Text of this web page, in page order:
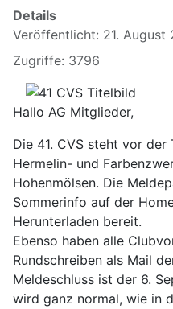
Details
Veröffentlicht: 21. August
Zugriffe: 3796
Hallo AG Mitglieder,
Die 41. CVS steht vor der
Hermelin- und
Hohenmölsen. Die
Sommerinfo auf der
Herunterladen bereit.
Ebenso haben alle
Rundschreiben als Mail
Meldeschluss ist der 6.
wird ganz normal, wie in